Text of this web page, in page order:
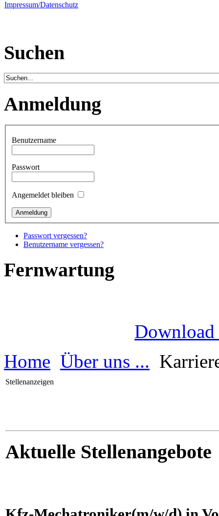
Impressum/Datenschutz
Suchen
Anmeldung
Benutzername
Passwort
Angemeldet bleiben
Passwort vergessen?
Benutzername vergessen?
Fernwartung
Download
Home Über uns ...
Stellenanzeigen
Aktuelle Stellenangebote